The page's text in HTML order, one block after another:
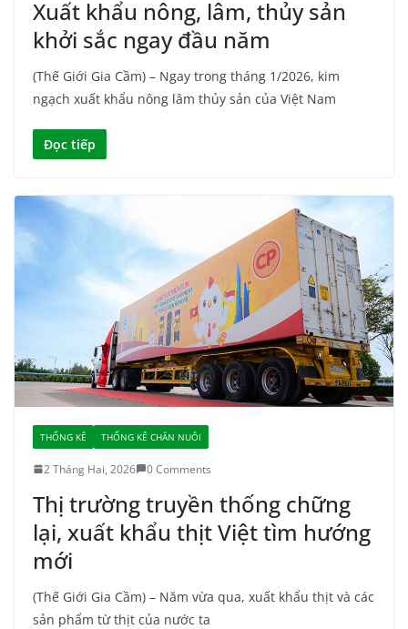
Xuất khẩu nông, lâm, thủy sản
khởi sắc ngay đầu năm
(Thế Giới Gia Cầm) – Ngay trong tháng 1/2026, kim
ngạch xuất khẩu nông lâm thủy sản của Việt Nam
Đọc tiếp
THỐNG KÊ THỐNG KÊ CHĂN NUÔI
2 Tháng Hai, 2026 0 Comments
Thị trường truyền thống chững
lại, xuất khẩu thịt Việt tìm hướng
mới
(Thế Giới Gia Cầm) – Năm vừa qua, xuất khẩu thịt và các
sản phẩm từ thịt của nước ta